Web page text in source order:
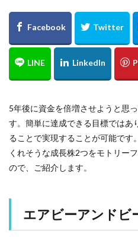
5年後に資金を倍増させようと思
す。簡単に達成できる目標ではあ
ることで実現することが可能です
くれそうな成長株2つをモトリー
ので、ご紹介します。
エアビーアンドビ